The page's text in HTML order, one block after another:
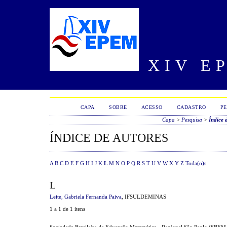
XIV
CAPA SOBRE ACESSO CADASTRO
Capa > Pesquisa > Índice
ÍNDICE DE AUTORES
A B C D E F G H I J K L M N O P Q R S T U V W X Y Z Toda(o)s
L
Leite, Gabriela Fernanda Paiva , IFSULDEMINAS
1 a 1 de 1 itens